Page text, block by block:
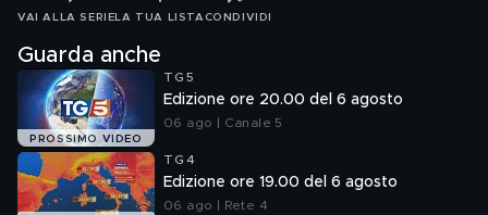
VAI ALLA SERIE LA TUA LISTA CONDIVIDI
Guarda anche
PROSSIMO VIDEO
TG5
Edizione ore 20.00 del 6 agosto
06 ago | Canale 5
TG4
Edizione ore 19.00 del 6 agosto
06 ago | Rete 4